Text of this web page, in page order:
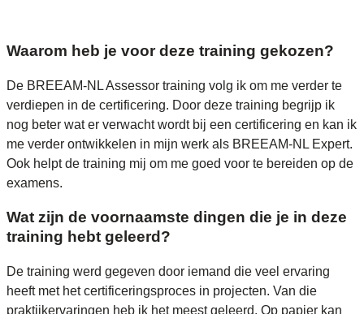
Waarom heb je voor deze training gekozen?
De BREEAM-NL Assessor training volg ik om me verder te
verdiepen in de certificering. Door deze training begrijp ik
nog beter wat er verwacht wordt bij een certificering en kan ik
me verder ontwikkelen in mijn werk als BREEAM-NL Expert.
Ook helpt de training mij om me goed voor te bereiden op de
examens.
Wat zijn de voornaamste dingen die je in deze
training hebt geleerd?
De training werd gegeven door iemand die veel ervaring
heeft met het certificeringsproces in projecten. Van die
praktijkervaringen heb ik het meest geleerd. Op papier kan